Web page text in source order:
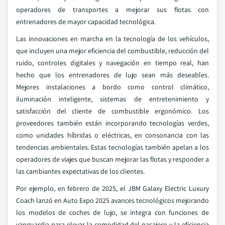
operadores de transportes a mejorar sus flotas con
entrenadores de mayor capacidad tecnológica.
Las innovaciones en marcha en la tecnología de los vehículos,
que incluyen una mejor eficiencia del combustible, reducción del
ruido, controles digitales y navegación en tiempo real, han
hecho que los entrenadores de lujo sean más deseables.
Mejores instalaciones a bordo como control climático,
iluminación inteligente, sistemas de entretenimiento y
satisfacción del cliente de combustible ergonómico. Los
proveedores también están incorporando tecnologías verdes,
como unidades híbridas o eléctricas, en consonancia con las
tendencias ambientales. Estas tecnologías también apelan a los
operadores de viajes que buscan mejorar las flotas y responder a
las cambiantes expectativas de los clientes.
Por ejemplo, en febrero de 2025, el JBM Galaxy Electric Luxury
Coach lanzó en Auto Expo 2025 avances tecnológicos mejorando
los modelos de coches de lujo, se integra con funciones de